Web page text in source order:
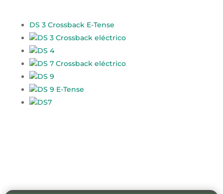
DS 3 Crossback E-Tense
DS 3 Crossback eléctrico
DS 4
DS 7 Crossback eléctrico
DS 9
DS 9 E-Tense
DS7